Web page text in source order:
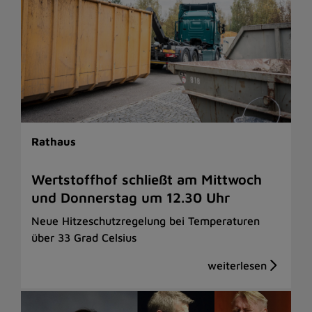
Rathaus
Wertstoffhof schließt am Mittwoch
und Donnerstag um 12.30 Uhr
Neue Hitzeschutzregelung bei Temperaturen
über 33 Grad Celsius